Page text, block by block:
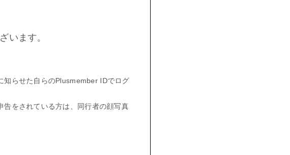
います。
知らせた自らのPlusmember IDでログ
告をされている方は、同行者の顔写真